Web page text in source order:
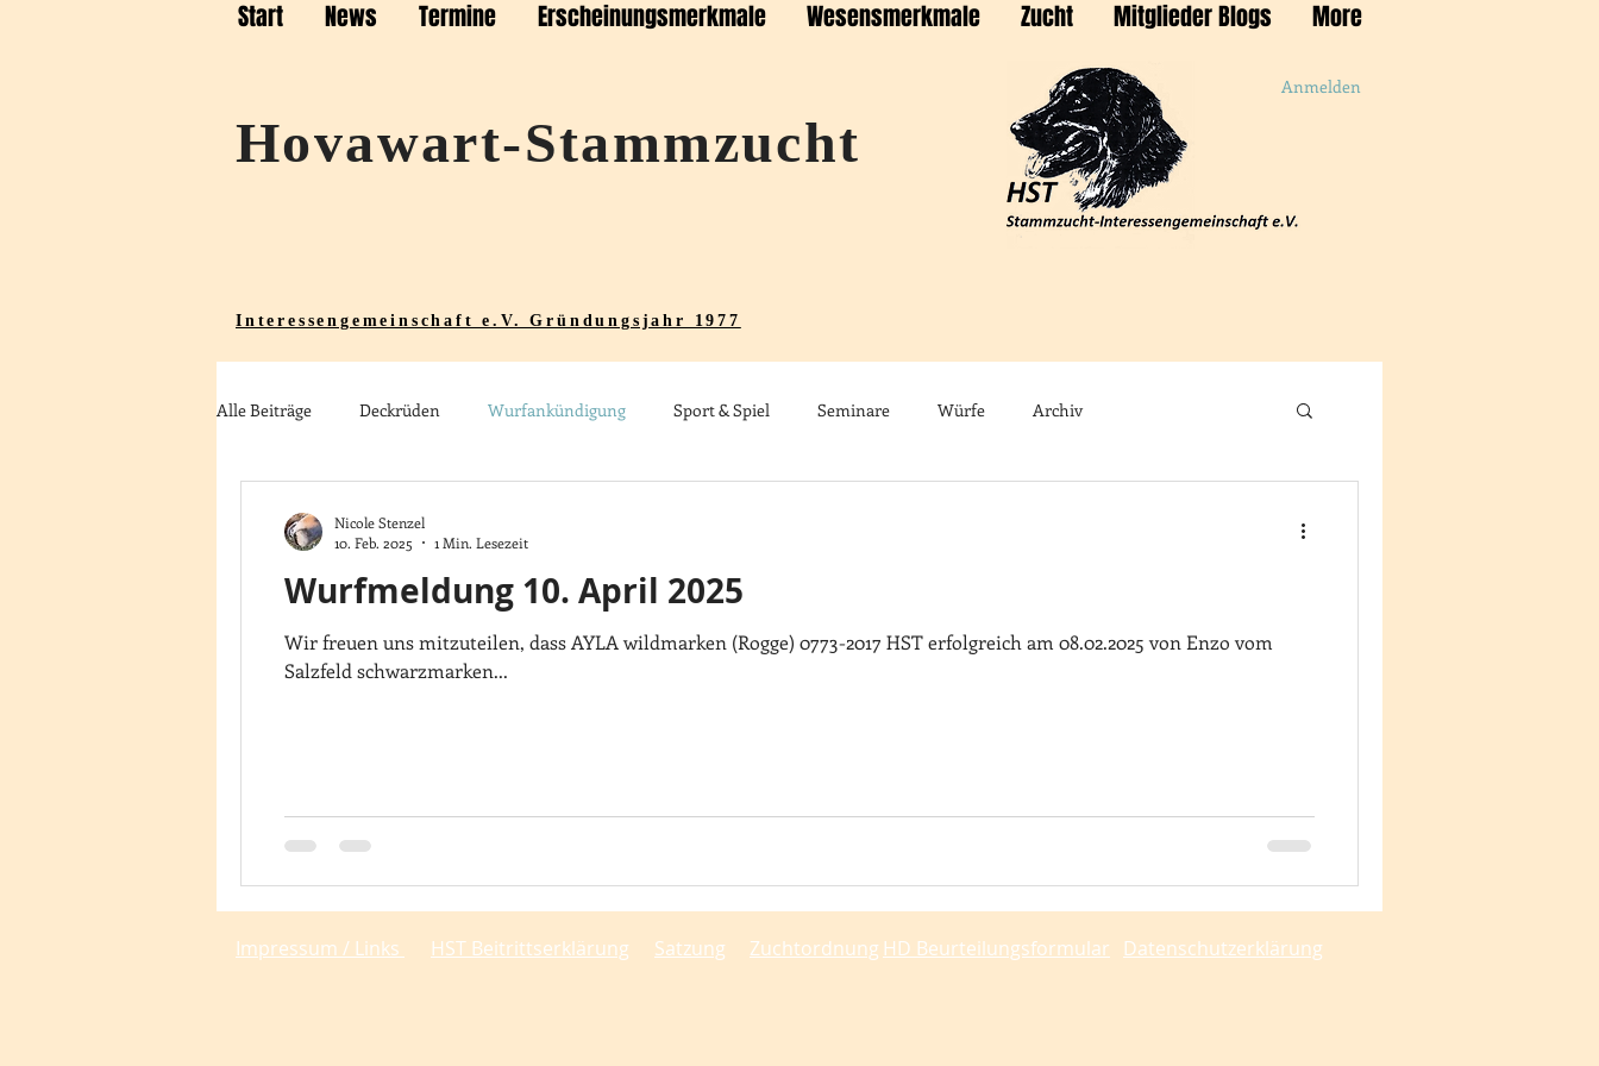
Start News Termine Erscheinungsmerkmale Wesensmerkmale Zucht Mitglieder Blogs More
Hovawart-Stammzucht
Anmelden
Interessengemeinschaft e.V. Gründungsjahr 1977
Alle Beiträge Deckrüden Wurfankündigung Sport & Spiel Seminare Würfe Archiv
Wurfmeldung 10. April 2025
Wir freuen uns mitzuteilen, dass AYLA wildmarken (Rogge) 0773-2017 HST erfolgreich am 08.02.2025 von Enzo vom
Salzfeld schwarzmarken...
Nicole Stenzel
10. Feb. 2025
1 Min. Lesezeit
Impressum / Links Satzung
HST Beitrittserklärung Datenschutzerklärung
Zuchtordnung HD Beurteilungsformular